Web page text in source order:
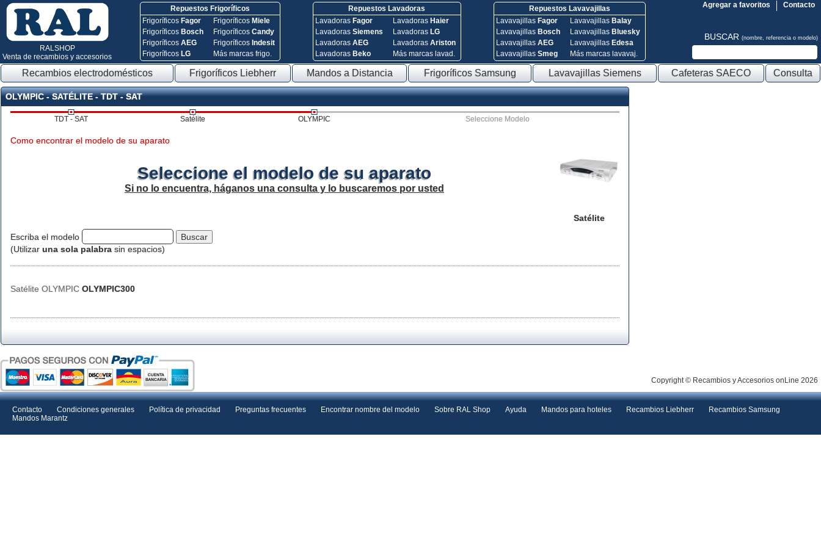
RALSHOP
Venta de recambios y accesorios
Repuestos Frigoríficos
Frigoríficos Fagor
Frigoríficos Bosch
FrigoríficosAEG
Frigoríficos LG
Frigoríficos Miele
FrigoríficosCandy
Frigoríficos Indesit
Más marcas frigo.
Repuestos Lavadoras
Lavadoras Fagor
Lavadoras Siemens
Lavadoras AEG
Lavadoras Beko
Lavadoras Haier
Lavadoras LG
Lavadoras Ariston
Más marcas lavad.
Repuestos Lavavajillas
Lavavajillas Fagor
Lavavajillas Bosch
Lavavajillas AEG
Lavavajillas Smeg
Lavavajillas Balay
Lavavajillas Bluesky
Lavavajillas Edesa
Más marcas lavavaj.
Contacto
Agregar a favoritos
BUSCAR (nombre, referencia o modelo)
Recambios electrodomésticos Frigoríficos Liebherr Mandos a Distancia Frigoríficos Samsung Lavavajillas Siemens Cafeteras SAECO Consulta
OLYMPIC - SATÉLITE - TDT - SAT
TDT - SAT Satélite OLYMPIC Seleccione Modelo
Satélite
Como encontrar el modelo de su aparato
Seleccione el modelo de su aparato
Si no lo encuentra, háganos una consulta y lo buscaremos por usted
Escriba el modelo
(Utilizar una sola palabra sin espacios)
Satélite OLYMPIC OLYMPIC300
Copyright © Recambios y Accesorios onLine 2026
Contacto Condiciones generales Política de privacidad Preguntas frecuentes Encontrar nombre del modelo Sobre RAL Shop Ayuda Mandos para hoteles Recambios Liebherr
Recambios Samsung
Mandos Marantz